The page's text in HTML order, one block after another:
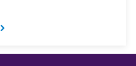
2022
over